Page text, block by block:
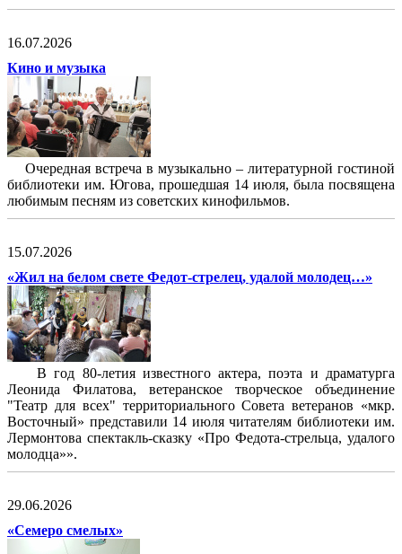
16.07.2026
Кино и музыка
Очередная встреча в музыкально – литературной гостиной
библиотеки им. Югова, прошедшая 14 июля, была посвящена
любимым песням из советских кинофильмов.
15.07.2026
«Жил на белом свете Федот-стрелец, удалой молодец…»
В год 80-летия известного актера, поэта и драматурга
Леонида Филатова, ветеранское творческое объединение
"Театр для всех" территориального Совета ветеранов «мкр.
Восточный» представили 14 июля читателям библиотеки им.
Лермонтова спектакль-сказку «Про Федота-стрельца, удалого
молодца»».
29.06.2026
«Семеро смелых»